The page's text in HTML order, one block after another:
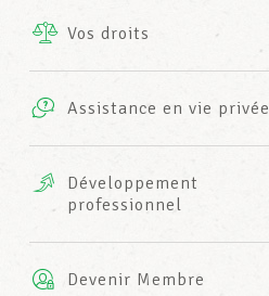
INFO-CENTER
Vos droits
Assistance en vie privée
complémentaires
AXA
Développement
professionnel
Devenir Membre